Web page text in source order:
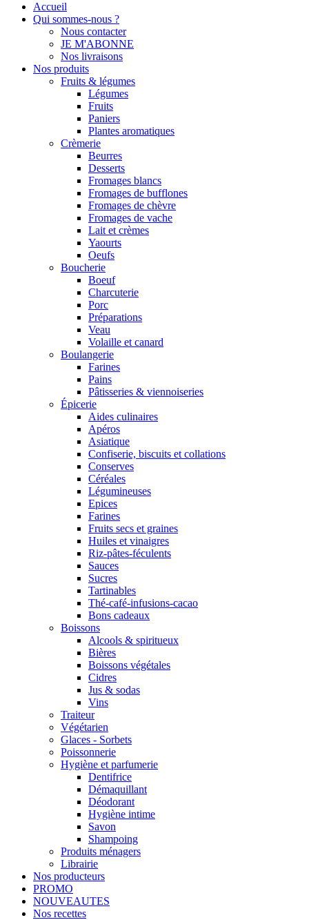
Accueil
Qui sommes-nous ?
Nous contacter
JE M'ABONNE
Nos livraisons
Nos produits
Fruits & légumes
Légumes
Fruits
Paniers
Plantes aromatiques
Crèmerie
Beurres
Desserts
Fromages blancs
Fromages de bufflones
Fromages de chèvre
Fromages de vache
Lait et crèmes
Yaourts
Oeufs
Boucherie
Boeuf
Charcuterie
Porc
Préparations
Veau
Volaille et canard
Boulangerie
Farines
Pains
Pâtisseries & viennoiseries
Épicerie
Aides culinaires
Apéros
Asiatique
Confiserie, biscuits et collations
Conserves
Céréales
Légumineuses
Epices
Farines
Fruits secs et graines
Huiles et vinaigres
Riz-pâtes-féculents
Sauces
Sucres
Tartinables
Thé-café-infusions-cacao
Bons cadeaux
Boissons
Alcools & spiritueux
Bières
Boissons végétales
Cidres
Jus & sodas
Vins
Traiteur
Végétarien
Glaces - Sorbets
Poissonnerie
Hygiène et parfumerie
Dentifrice
Démaquillant
Déodorant
Hygiène intime
Savon
Shampoing
Produits ménagers
Librairie
Nos producteurs
PROMO
NOUVEAUTES
Nos recettes